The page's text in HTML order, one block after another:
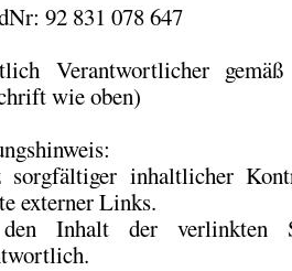
92 831 078 647
Verantwortlicher
wie oben)
sorgfältiger inhaltlicher
externer Links.
Inhalt der verlinkten